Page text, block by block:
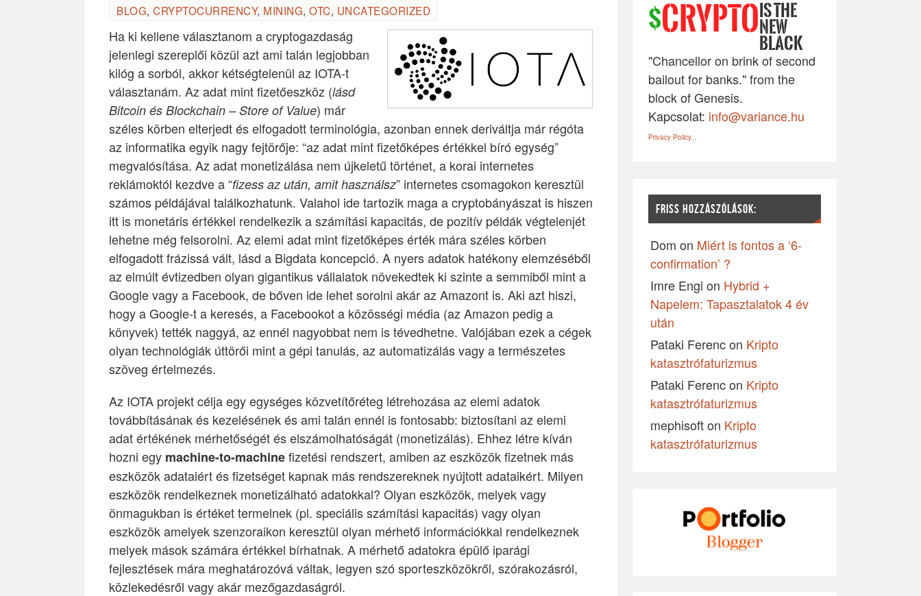
BLOG, CRYPTOCURRENCY, MINING, OTC, UNCATEGORIZED
Ha ki kellene választanom a cryptogazdaság
jelenlegi szereplői közül azt ami talán legjobban
kilóg a sorból, akkor kétségtelenül az IOTA-t
választanám. Az adat mint fizetőeszköz (lásd
Bitcoin és Blockchain – Store of Value) már
széles körben elterjedt és elfogadott terminológia, azonban ennek deriváltja már régóta
az informatika egyik nagy fejtörője: “az adat mint fizetőképes értékkel bíró egység”
megvalósítása. Az adat monetizálása nem újkeletű történet, a korai internetes
reklámoktól kezdve a “fizess az után, amit használsz” internetes csomagokon keresztül
számos példájával találkozhatunk. Valahol ide tartozik maga a cryptobányászat is hiszen
itt is monetáris értékkel rendelkezik a számítási kapacitás, de pozitív példák végtelenjét
lehetne még felsorolni. Az elemi adat mint fizetőképes érték mára széles körben
elfogadott frázissá vált, lásd a Bigdata koncepció. A nyers adatok hatékony elemzéséből
az elmúlt évtizedben olyan gigantikus vállalatok növekedtek ki szinte a semmiből mint a
Google vagy a Facebook, de bőven ide lehet sorolni akár az Amazont is. Aki azt hiszi,
hogy a Google-t a keresés, a Facebookot a közösségi média (az Amazon pedig a
könyvek) tették naggyá, az ennél nagyobbat nem is tévedhetne. Valójában ezek a cégek
olyan technológiák úttörői mint a gépi tanulás, az automatizálás vagy a természetes
szöveg értelmezés.
Az IOTA projekt célja egy egységes közvetítőréteg létrehozása az elemi adatok
továbbításának és kezelésének és ami talán ennél is fontosabb: biztosítani az elemi
adat értékének mérhetőségét és elszámolhatóságát (monetizálás). Ehhez létre kíván
hozni egy machine-to-machinefizetési rendszert, amiben az eszközök fizetnek más
eszközök adataiért és fizetséget kapnak más rendszereknek nyújtott adataikért. Milyen
eszközök rendelkeznek monetizálható adatokkal? Olyan eszközök, melyek vagy
önmagukban is értéket termelnek (pl. speciális számítási kapacitás) vagy olyan
eszközök amelyek szenzoraikon keresztül olyan mérhető információkkal rendelkeznek
melyek mások számára értékkel bírhatnak. A mérhető adatokra épülő iparági
fejlesztések mára meghatározóvá váltak, legyen szó sporteszközökről, szórakozásról,
közlekedésről vagy akár mezőgazdaságról.
$CRYPTO IS THE
NEW
BLACK
"Chancellor on brink of second
bailout for banks." from the
block of Genesis.
Kapcsolat: info@variance.hu
Privacy Policy...
FRISS HOZZÁSZÓLÁSOK:
Dom on Miért is fontos a ‘6-
confirmation’ ?
Imre Engi on Hybrid +
Napelem: Tapasztalatok 4 év
után
Pataki Ferencon Kripto
katasztrófaturizmus
Pataki Ferencon Kripto
katasztrófaturizmus
mephisofton Kripto
katasztrófaturizmus